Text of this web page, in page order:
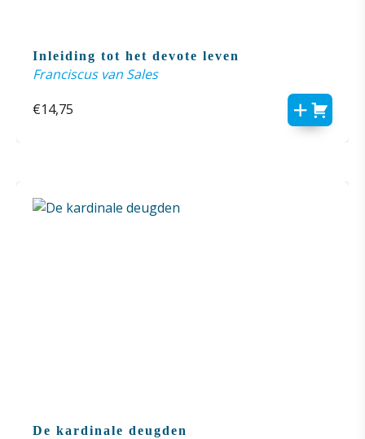
Inleiding tot het devote leven
Franciscus van Sales
€14,75
De kardinale deugden